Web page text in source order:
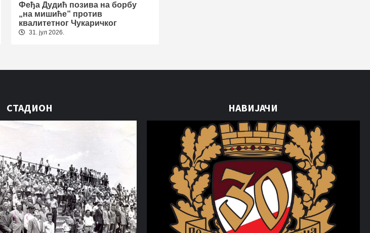
Феђа Дудић позива на борбу
„на мишиће” против
квалитетног Чукаричког
31. јул 2026.
СТАДИОН НАВИЈАЧИ